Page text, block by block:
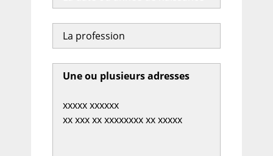
La profession
Une ou plusieurs adresses
xxxxx xxxxxx
xx xxx xx xxxxxxxx xx xxxxx